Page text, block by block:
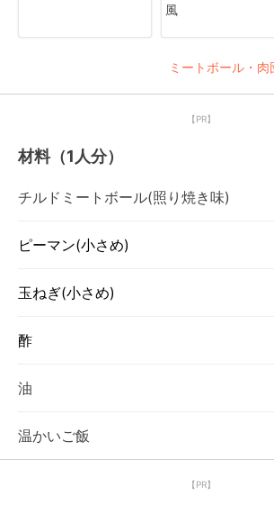
風
ミートボール・
【PR】
材料（1人分）
チルドミートボール(照り焼き味)
ピーマン(小さめ)
玉ねぎ(小さめ)
酢
油
温かいご飯
【PR】